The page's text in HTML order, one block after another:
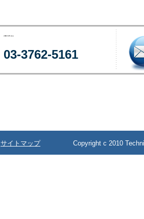
03-3762-5161
Copyright c 2010
サイトマップ